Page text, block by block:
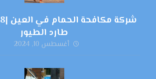
طارد الطيور
أغسطس 10, 2024